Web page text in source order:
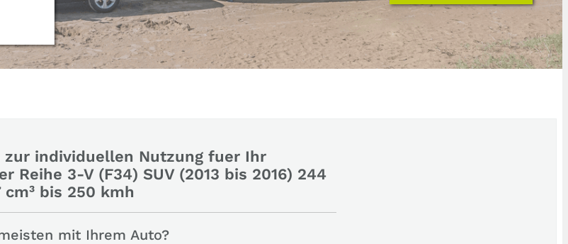
zur individuellen Nutzung fuer Ihr
Reihe 3-V (F34) SUV (2013 bis 2016) 244
cm³ bis 250 kmh
mit Ihrem Auto?